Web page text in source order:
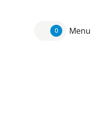
0 Menu